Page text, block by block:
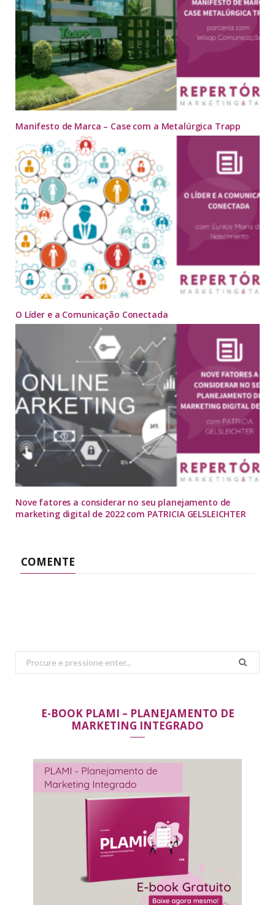
Manifesto de Marca – Case com a Metalúrgica Trapp
O Líder e a Comunicação Conectada
Nove fatores a considerar no seu planejamento de
marketing digital de 2022 com PATRICIA GELSLEICHTER
COMENTE
Search
for:
E-BOOK PLAMI – PLANEJAMENTO DE
MARKETING INTEGRADO